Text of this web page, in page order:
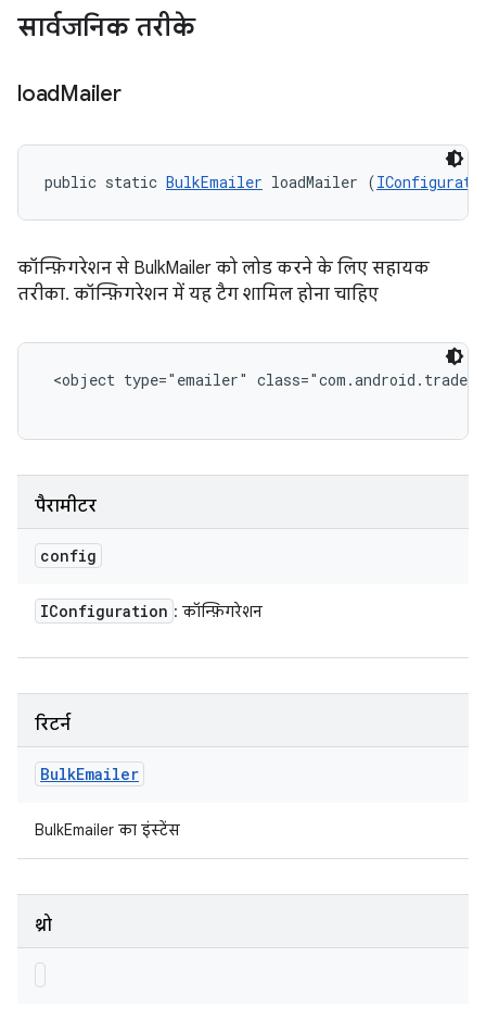
सार्वजनिक तरीके
loadMailer
public static BulkEmailer loadMailer (
कॉन्फ़िगरेशन से BulkMailer को लोड करने के लिए सहायक
तरीका. कॉन्फ़िगरेशन में यह टैग शामिल होना चाहिए
<object type="emailer"
पैरामीटर
config
IConfiguration : कॉन्फ़िगरेशन
रिटर्न
BulkEmailer
BulkEmailer का इंस्टेंस
थ्रो